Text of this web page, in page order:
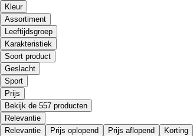
Kleur
Assortiment
Leeftijdsgroep
Karakteristiek
Soort product
Geslacht
Sport
Prijs
Bekijk de 557 producten
Relevantie
Relevantie
Prijs oplopend Prijs aflopend Korting